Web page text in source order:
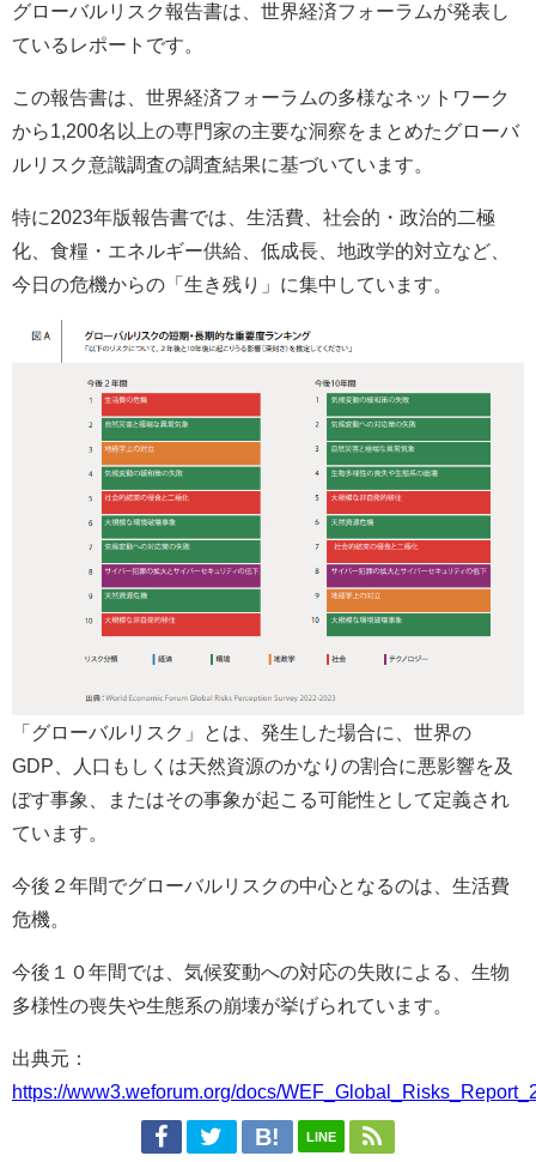
グローバルリスク報告書は、世界経済フォーラムが発表し
ているレポートです。
この報告書は、世界経済フォーラムの多様なネットワーク
から1,200名以上の専門家の主要な洞察をまとめたグローバ
ルリスク意識調査の調査結果に基づいています。
特に2023年版報告書では、生活費、社会的・政治的二極
化、食糧・エネルギー供給、低成長、地政学的対立など、
今日の危機からの「生き残り」に集中しています。
「グローバルリスク」とは、発生した場合に、世界の
GDP、人口もしくは天然資源のかなりの割合に悪影響を及
ぼす事象、またはその事象が起こる可能性として定義され
ています。
今後２年間でグローバルリスクの中心となるのは、生活費
危機。
今後１０年間では、気候変動への対応の失敗による、生物
多様性の喪失や生態系の崩壊が挙げられています。
出典元：
https://www3.weforum.org/docs/
LINE